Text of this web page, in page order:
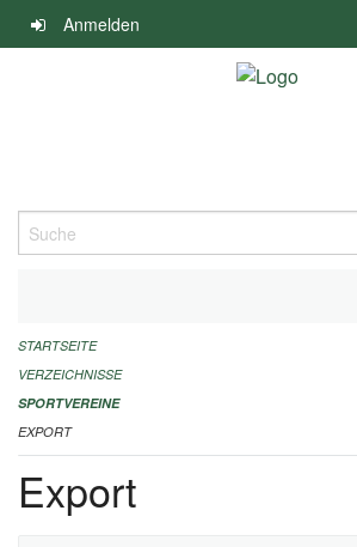
Navigation
überspringen
Anmelden
Suche
ALLGEMEINE INFORMATIONEN
FINANZIELLE UNTERSTÜTZUNG BENÖTIGT?
KONTAKT
STARTSEITE
VERZEICHNISSE
SPORTVEREINE
EXPORT
Export